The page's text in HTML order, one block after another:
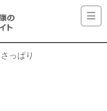
っぱり